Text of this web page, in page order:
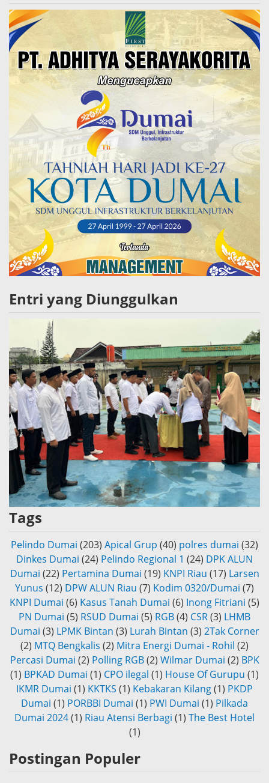
Entri yang Diunggulkan
Tags
Pelindo Dumai (203) Apical Grup (40) polres dumai (32)
Dinkes Dumai (24) Pelindo Regional 1 (24) DPK ALUN
Dumai (22) Pertamina Dumai (19) KNPI Riau (17) Larsen
Yunus (12) DPW ALUN Riau (7) Kodim 0320/Dumai (7)
KNPI Dumai (6) Kasus Tanah Dumai (6) Inong Fitriani (5)
PN Dumai (5) RSUD Dumai (5) RGB(4) CSR(3) LHMB
Dumai (3) LPMK Bintan (3) Lurah Bintan (3) 2Tak Corner
(2) MTQ Bengkalis (2) Mitra Energi Dumai - Rohil (2)
Percasi Dumai (2) Polling RGB (2) Wilmar Dumai (2) BPK
(1) BPKAD Dumai (1) CPO ilegal (1) House Of Gurupu (1)
IKMR Dumai (1) KKTKS (1) Kebakaran Kilang(1) PKDP
Dumai (1) PORBBI Dumai (1) PWI Dumai (1) Pilkada
Dumai 2024(1) Riau Atensi Berbagi (1) The Best Hotel
(1)
Postingan Populer